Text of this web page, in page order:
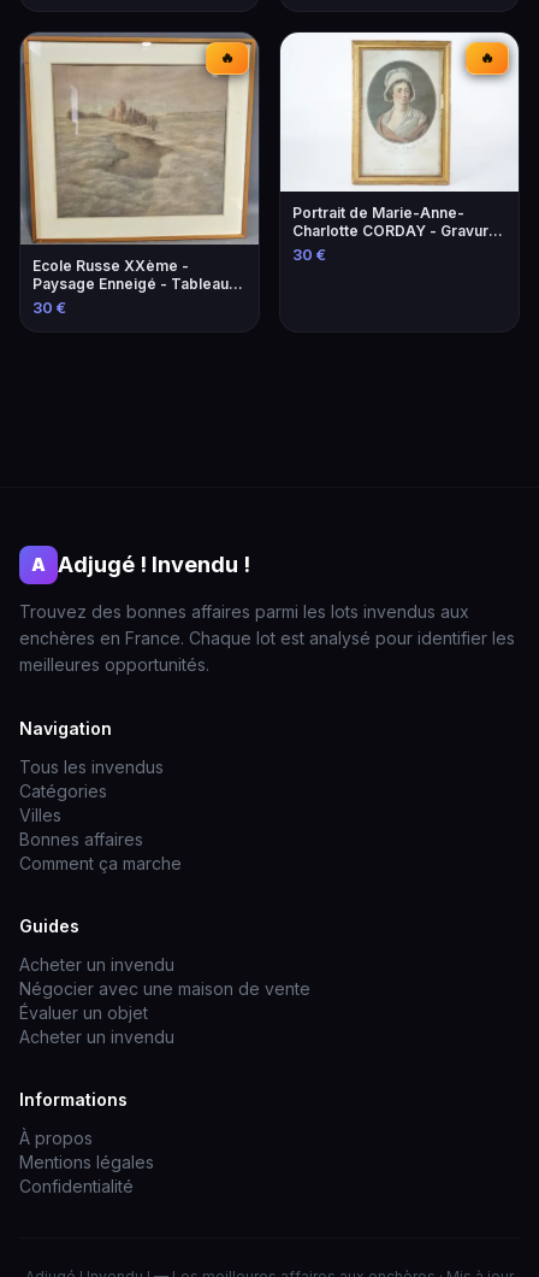
🔥
Ecole Russe XXème -
Paysage Enneigé - Tableau
Original
30 €
🔥
Portrait de Marie-Anne-
Charlotte CORDAY - Gravure
historique
30 €
A Adjugé ! Invendu !
Trouvez des bonnes affaires parmi les lots invendus aux
enchères en France. Chaque lot est analysé pour identifier les
meilleures opportunités.
Navigation
Tous les invendus
Catégories
Villes
Bonnes affaires
Comment ça marche
Guides
Acheter un invendu
Négocier avec une maison de vente
Évaluer un objet
Acheter un invendu
Informations
À propos
Mentions légales
Confidentialité